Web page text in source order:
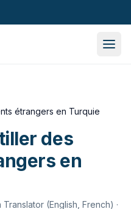
étrangers en Turquie
des
en
(English, French) ·